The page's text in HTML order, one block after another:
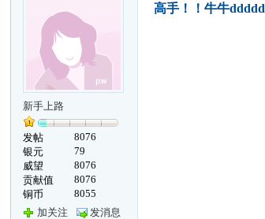
新手上路
发帖
8076
银元
79
威望
8076
贡献值
8076
铜币
8055
加关注
发消息
高手！！牛牛ddddd